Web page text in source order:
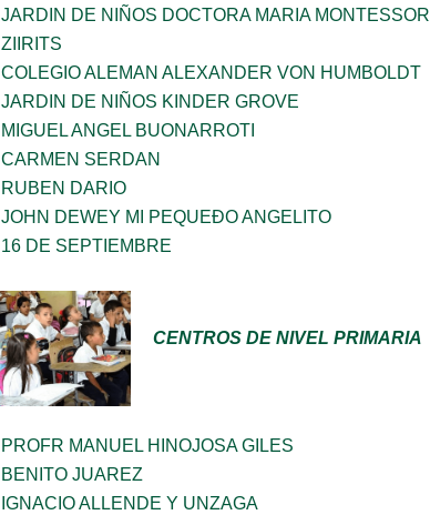
JARDIN DE NIÑOS DOCTORA MARIA MONTESSORI
ZIIRITS
COLEGIO ALEMAN ALEXANDER VON HUMBOLDT
JARDIN DE NIÑOS KINDER GROVE
MIGUEL ANGEL BUONARROTI
CARMEN SERDAN
RUBEN DARIO
JOHN DEWEY MI PEQUEÐO ANGELITO
16 DE SEPTIEMBRE
CENTROS DE NIVEL PRIMARIA
PROFR MANUEL HINOJOSA GILES
BENITO JUAREZ
IGNACIO ALLENDE Y UNZAGA